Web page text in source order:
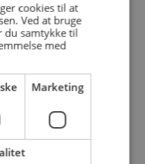
cookies til at
Ved at bruge
du samtykke til
med
Marketing